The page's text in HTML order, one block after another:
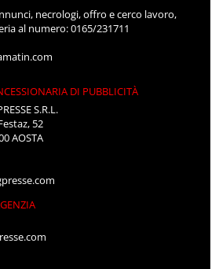
necrologi, offro e cerco lavoro,
al numero: 0165/231711
DI PUBBLICITÀ
S.R.L.
52
AOSTA